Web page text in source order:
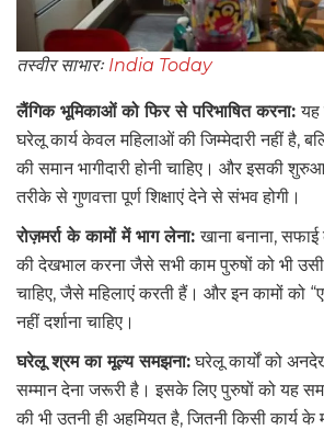
तस्वीर साभारःIndia Today
लैंगिक भूमिकाओं को फिर से परिभाषित करना:यह
घरेलू कार्य केवल महिलाओं की जिम्मेदारी नहीं है,
की समान भागीदारी होनी चाहिए। और इसकी
तरीके से गुणवत्ता पूर्ण शिक्षाएं देने से संभव होगी।
रोज़मर्रा के कामों में भाग लेना:खाना बनाना,
की देखभाल करना जैसे सभी काम पुरुषों को भी उसी
चाहिए, जैसे महिलाएं करती हैं। और इन कामों को
नहीं दर्शाना चाहिए।
घरेलू श्रम का मूल्य समझना:घरेलू कार्यों को
सम्मान देना जरूरी है। इसके लिए पुरुषों को यह
की भी उतनी ही अहमियत है, जितनी किसी कार्य